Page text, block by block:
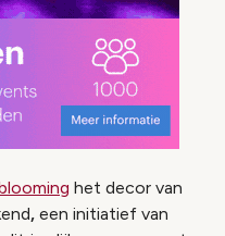
het decor van
, een initiatief van